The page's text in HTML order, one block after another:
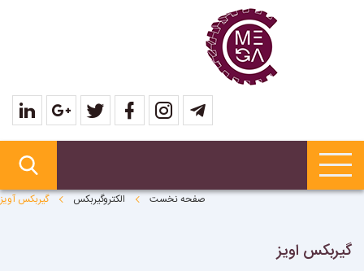
صفحه نخست الکتروگیربکس گیربکس آویز
گیربکس اویز